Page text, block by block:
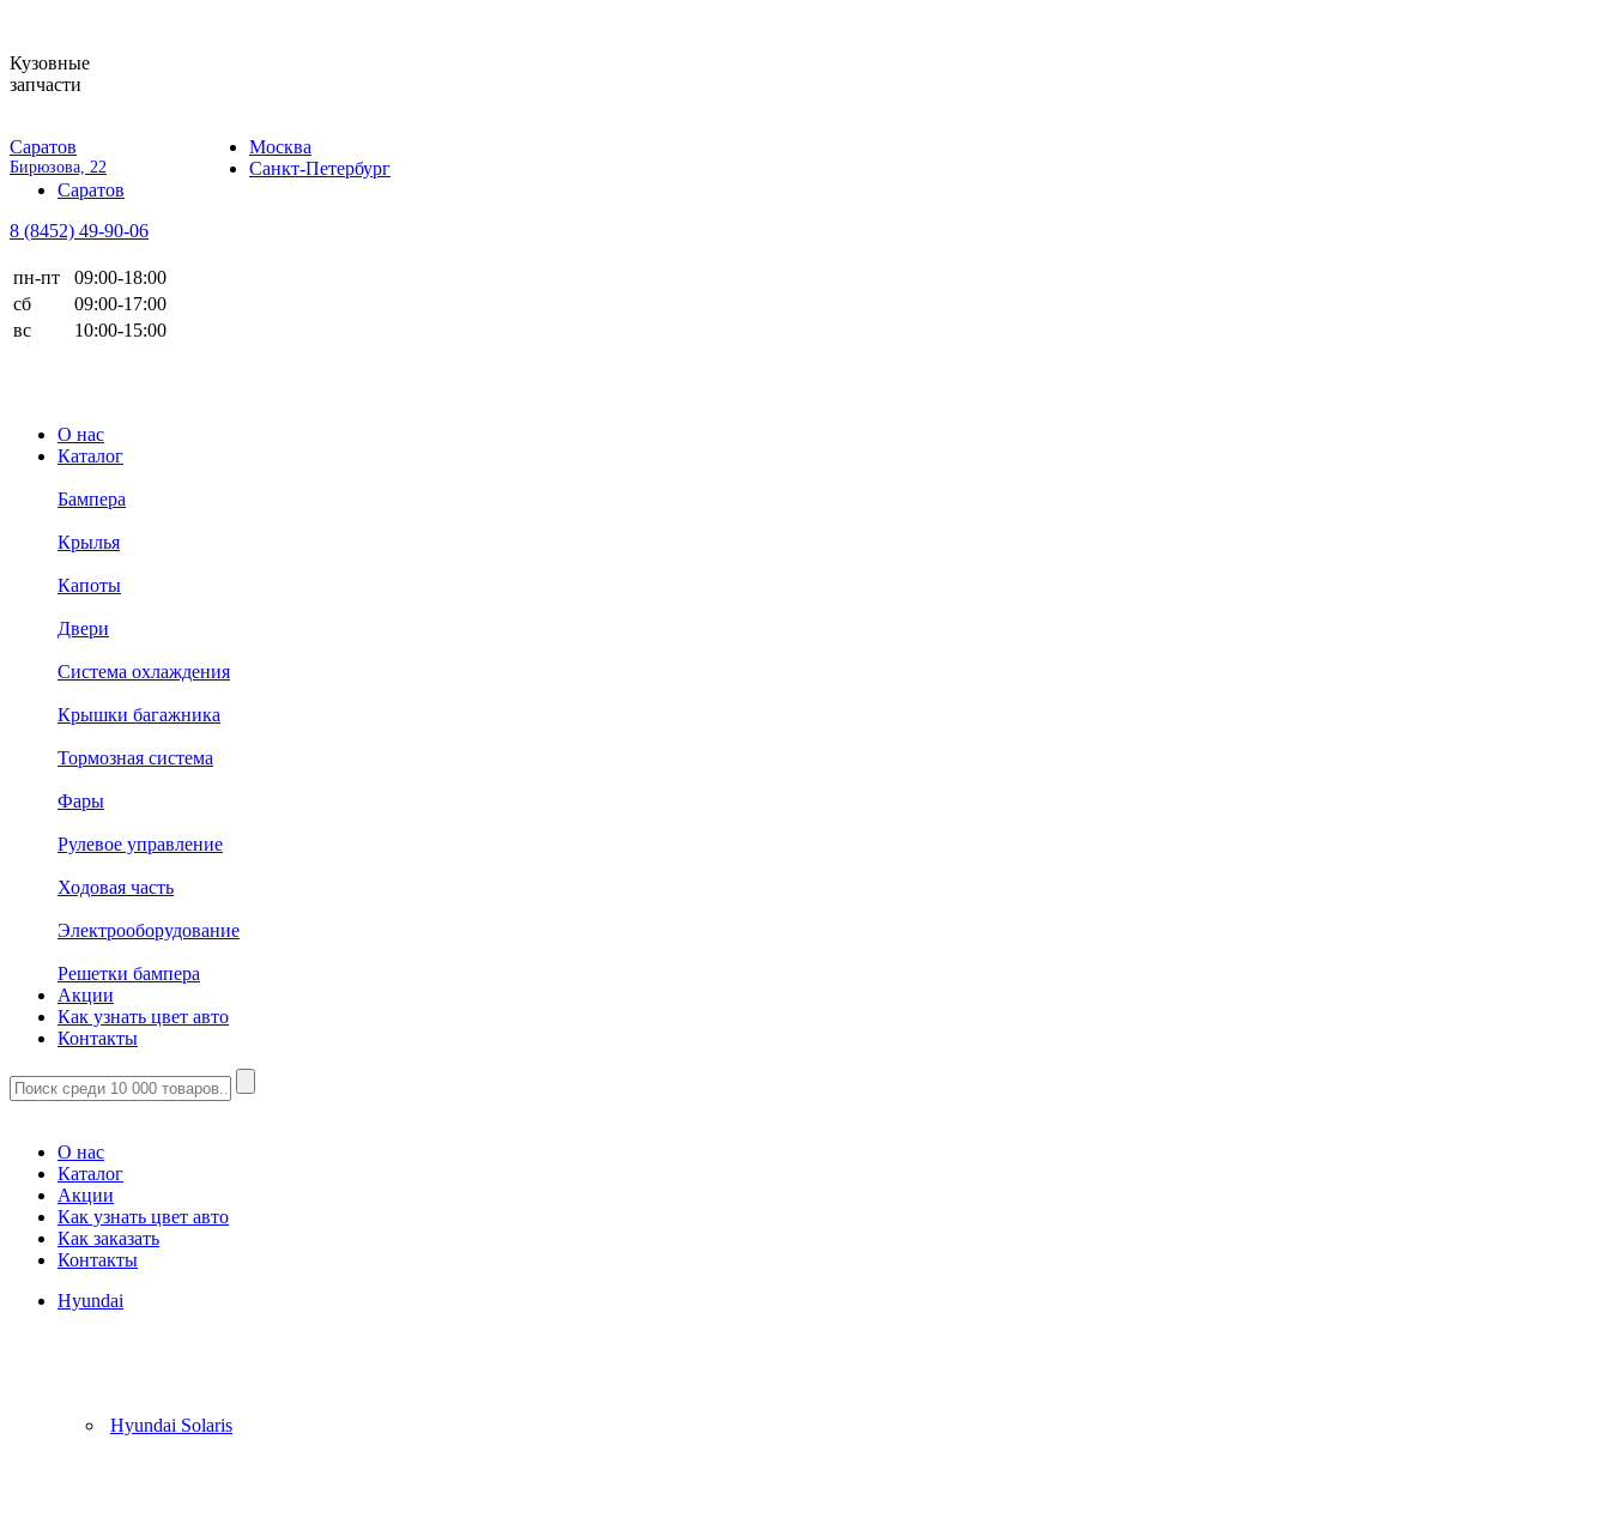
Кузовные
запчасти
Саратов
Бирюзова, 22
Москва
Санкт-Петербург
Саратов
8 (8452) 49-90-06
пн-пт
09:00-18:00
сб
09:00-17:00
вс
10:00-15:00
О нас
Каталог
Бампера
Крылья
Капоты
Двери
Система охлаждения
Крышки багажника
Тормозная система
Фары
Рулевое управление
Ходовая часть
Электрооборудование
Решетки бампера
Акции
Как узнать цвет авто
Контакты
О нас
Каталог
Акции
Как узнать цвет авто
Как заказать
Контакты
Hyundai
Hyundai Solaris